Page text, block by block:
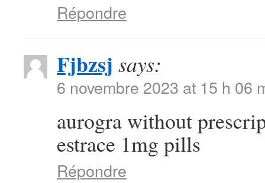
Répondre
Fjbzsj says:
6 novembre 2023 at 15 h 06
aurogra without
estrace 1mg pills
Répondre